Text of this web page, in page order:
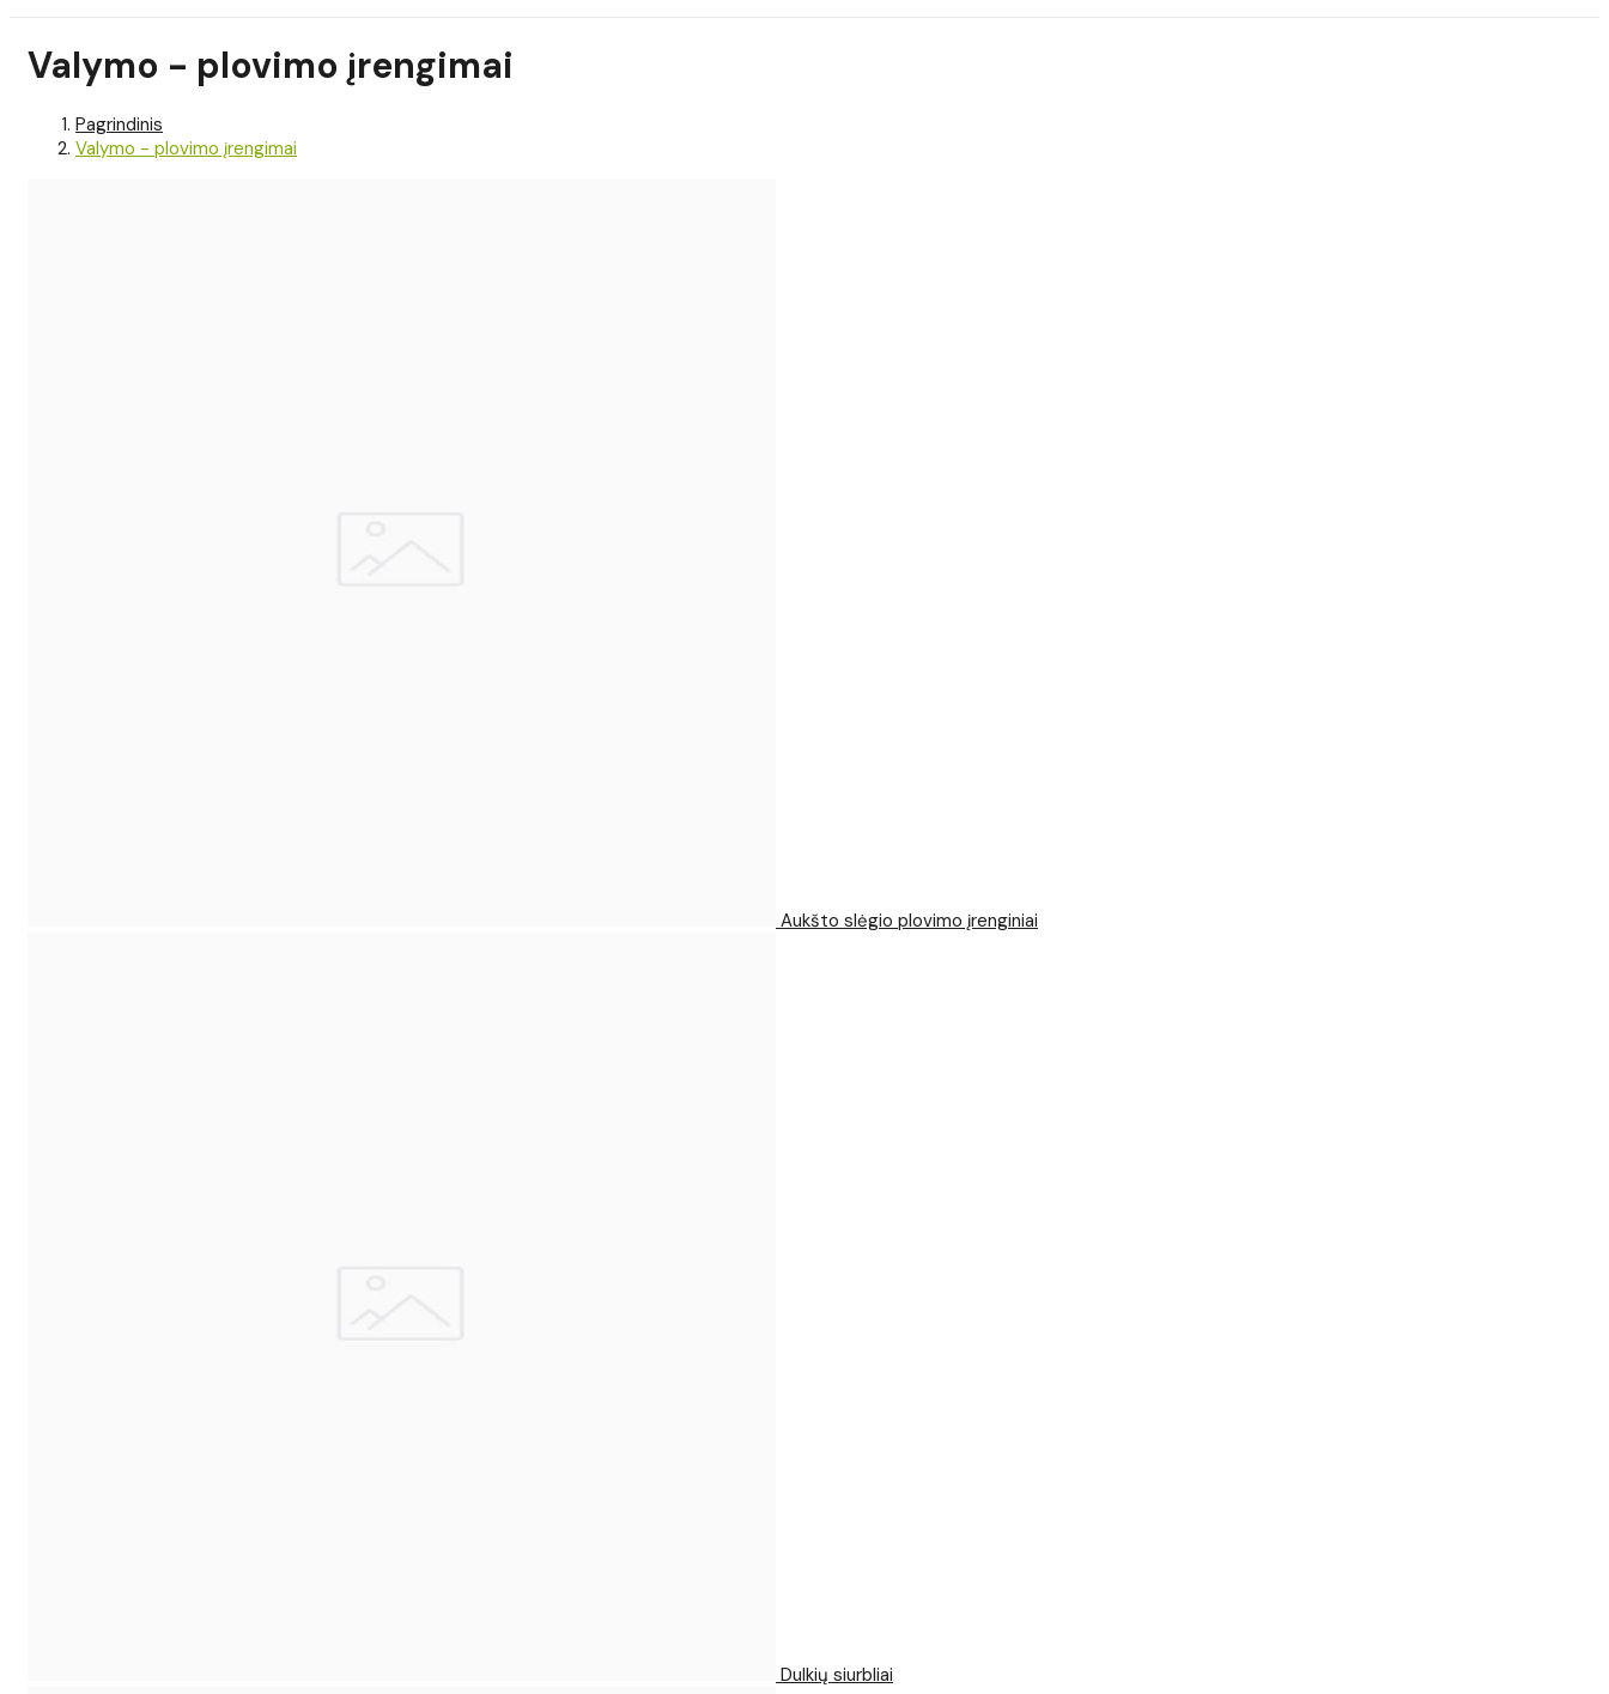
Valymo - plovimo įrengimai
Pagrindinis
Valymo - plovimo įrengimai
Aukšto slėgio plovimo įrenginiai
Dulkių siurbliai